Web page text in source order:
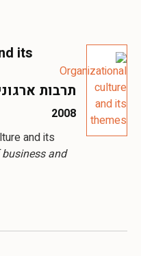
its
תרבות
2008
and its
and